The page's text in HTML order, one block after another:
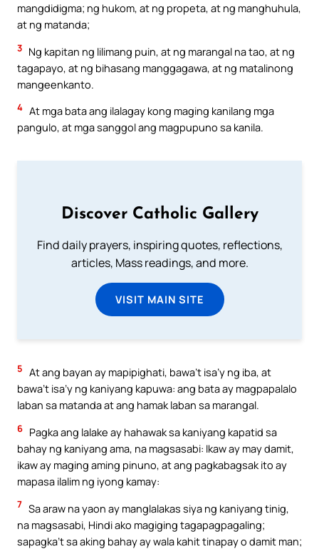
mangdidigma; ng hukom, at ng propeta, at ng manghuhula,
at ng matanda;
3 Ng kapitan ng lilimang puin, at ng marangal na tao, at ng
tagapayo, at ng bihasang manggagawa, at ng matalinong
mangeenkanto.
4 At mga bata ang ilalagay kong maging kanilang mga
pangulo, at mga sanggol ang magpupuno sa kanila.
Discover Catholic Gallery
Find daily prayers, inspiring quotes, reflections,
articles, Mass readings, and more.
VISIT MAIN SITE
5 At ang bayan ay mapipighati, bawa’t isa’y ng iba, at
bawa’t isa’y ng kaniyang kapuwa: ang bata ay magpapalalo
laban sa matanda at ang hamak laban sa marangal.
6 Pagka ang lalake ay hahawak sa kaniyang kapatid sa
bahay ng kaniyang ama, na magsasabi: Ikaw ay may damit,
ikaw ay maging aming pinuno, at ang pagkabagsak ito ay
mapasa ilalim ng iyong kamay:
7 Sa araw na yaon ay manglalakas siya ng kaniyang tinig,
na magsasabi, Hindi ako magiging tagapagpagaling;
sapagka’t sa aking bahay ay wala kahit tinapay o damit man;